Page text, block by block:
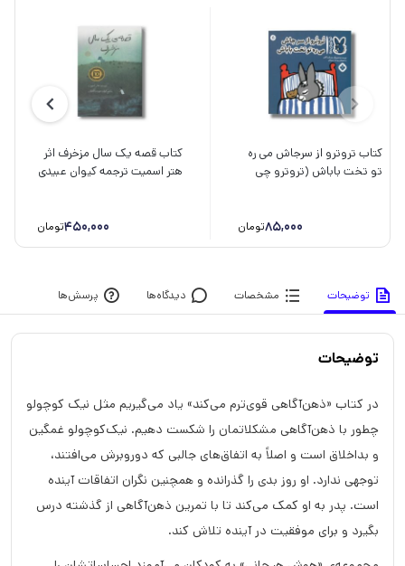
کتاب تروترو از سرجاش می ره
تو تخت باباش (تروترو چی
85,000تومان
کتاب قصه یک سال مزخرف اثر
هتر اسمیت ترجمه کیوان عبیدی
450,000تومان
توضیحات مشخصات دیدگاه‌ها پرسش‌ها
توضیحات
در کتاب «ذهن‌آگاهی قوی‌ترم می‌کند» یاد می‌گیریم مثل نیک کوچولو
چطور با ذهن‌آگاهی مشکلاتمان را شکست دهیم. نیک‌کوچولو غمگین
و بداخلاق است و اصلاً به اتفاق‌های جالبی که دوروبرش می‌افتند،
توجهی ندارد. او روز بدی را گذرانده و همچنین نگران اتفاقات آینده
است. پدر به او کمک می‌کند تا با تمرین ذهن‌آگاهی از گذشته درس
بگیرد و برای موفقیت در آینده تلاش کند.